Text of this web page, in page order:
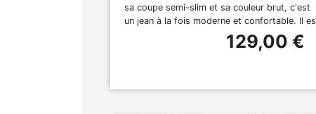
sa coupe semi-slim et sa couleur brut, c'est
un jean à la fois moderne et confortable. Il es
129,00 €